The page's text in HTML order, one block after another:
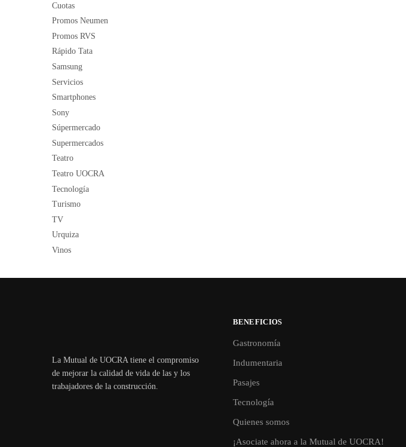
Cuotas
Promos Neumen
Promos RVS
Rápido Tata
Samsung
Servicios
Smartphones
Sony
Súpermercado
Supermercados
Teatro
Teatro UOCRA
Tecnología
Turismo
TV
Urquiza
Vinos
La Mutual de UOCRA tiene el compromiso
de mejorar la calidad de vida de las y los
trabajadores de la construcción.
BENEFICIOS
Gastronomía
Indumentaria
Pasajes
Tecnología
Quienes somos
¡Asociate ahora a la Mutual de UOCRA!